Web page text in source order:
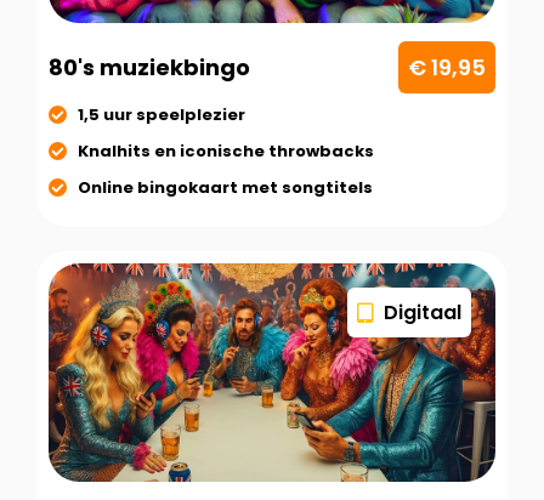
80's muziekbingo € 19,95
1,5 uur speelplezier
Knalhits en iconische throwbacks
Online bingokaart met songtitels
Digitaal